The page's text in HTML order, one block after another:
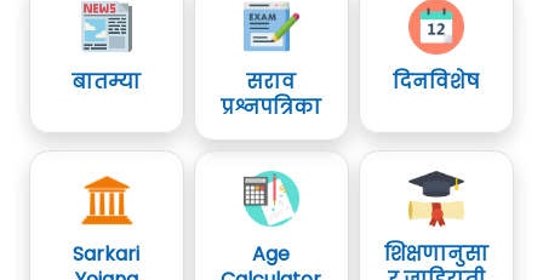
बातम्या
सराव
प्रश्नपत्रिका
दिनविशेष
Sarkari
Age
शिक्षणानुसा